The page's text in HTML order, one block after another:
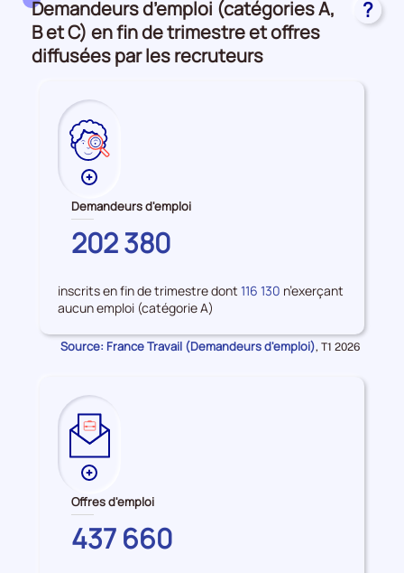
et
accès
l'emploi
Demandeurs d’emploi (catégories A,
B et C) en fin de trimestre et offres
diffusées par les recruteurs
?
Plus
de
données
sur
les
d'emploi
Demandeurs d'emploi
PARIS
202 380
inscrits en fin de trimestre dont 116 130 n’exerçant
aucun emploi (catégorie A)
Source: France Travail (Demandeurs d'emploi), Données
T1 2026
Plus
de
données
sur
les
Offres d'emploi
PARIS
437 660